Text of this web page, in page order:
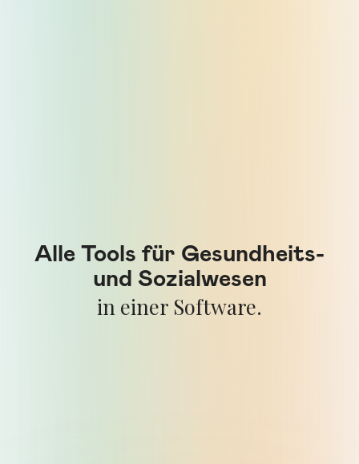
Alle Tools für Gesundheits-
und Sozialwesen
in einer Software.